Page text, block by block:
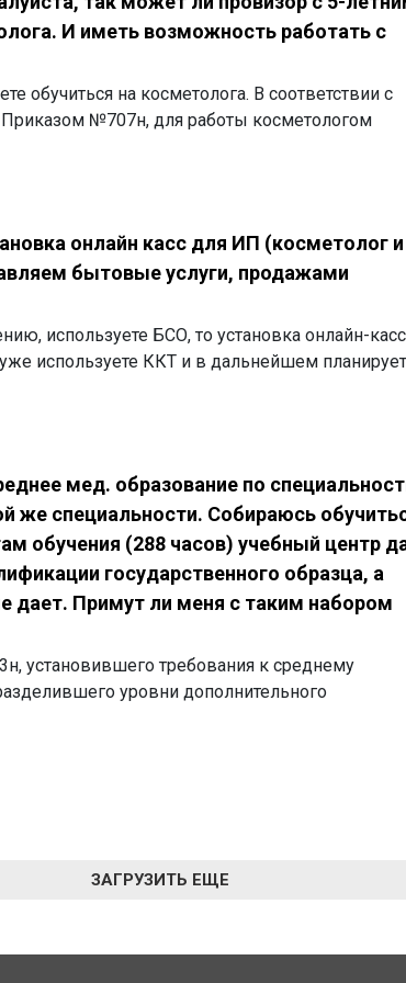
И иметь возможность работать с
обучиться на косметолога. В соответствии с
№707н, для работы косметологом
онлайн касс для ИП (косметолог и
бытовые услуги, продажами
используете БСО, то установка онлайн-
используете ККТ и в дальнейшем
мед. образование по
же специальности. Собираюсь
обучения (288 часов) учебный центр
государственного образца, а
дает. Примут ли меня с таким набором
установившего требования к среднему
уровни дополнительного
ЗАГРУЗИТЬ ЕЩЕ